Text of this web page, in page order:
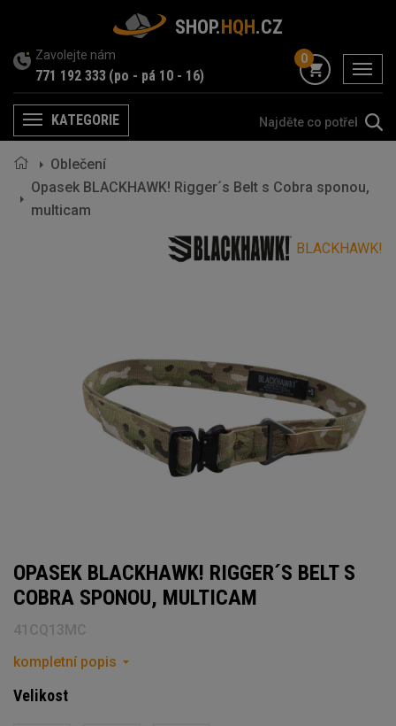
SHOP.HQH.CZ
Zavolejte nám
771 192 333 (po - pá 10 - 16) menu
0
MenuKATEGORIE
Oblečení
Opasek BLACKHAWK! Rigger´s Belt s Cobra sponou,
multicam
BLACKHAWK!
OPASEK BLACKHAWK! RIGGER´S BELT S
COBRA SPONOU, MULTICAM
41CQ13MC
kompletní popis
Velikost